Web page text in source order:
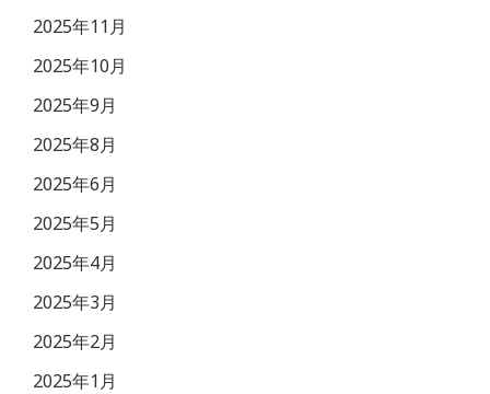
2025年11月
2025年10月
2025年9月
2025年8月
2025年6月
2025年5月
2025年4月
2025年3月
2025年2月
2025年1月